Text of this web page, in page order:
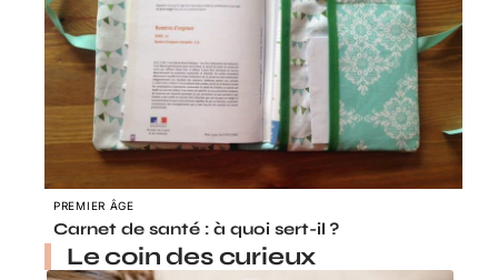
PREMIER ÂGE
Carnet de santé : à quoi sert-il ?
Le coin des curieux